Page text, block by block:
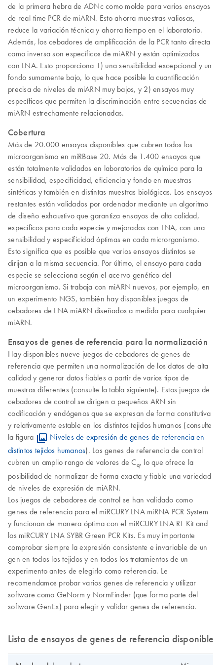
de la primera hebra de ADNc como molde para varios ensayos
de real-time PCR de miARN. Esto ahorra muestras valiosas,
reduce la variación técnica y ahorra tiempo en el laboratorio.
Además, los cebadores de amplificación de la PCR tanto directa
como inversa son específicos de miARN y están optimizados
con LNA. Esto proporciona 1) una sensibilidad excepcional y un
fondo sumamente bajo, lo que hace posible la cuantificación
precisa de niveles de miARN muy bajos, y 2) ensayos muy
específicos que permiten la discriminación entre secuencias de
miARN estrechamente relacionadas.
Cobertura
Más de 20.000 ensayos disponibles que cubren todos los
microorganismo en miRBase 20. Más de 1.400 ensayos que
están totalmente validados en laboratorios de química para la
sensibilidad, especificidad, eficiencia y fondo en muestras
sintéticas y también en distintas muestras biológicas. Los ensayos
restantes están validados por ordenador mediante un algoritmo
de diseño exhaustivo que garantiza ensayos de alta calidad,
específicos para cada especie y mejorados con LNA, con una
sensibilidad y especificidad óptimas en cada microrganismo.
Esto significa que es posible que varios ensayos distintos se
dirijan a la misma secuencia. Por último, el ensayo para cada
especie se selecciona según el acervo genético del
microorganismo. Si trabaja con miARN nuevos, por ejemplo, en
un experimento NGS, también hay disponibles juegos de
cebadores de LNA miARN diseñados a medida para cualquier
miARN.
Ensayos de genes de referencia para la normalización
Hay disponibles nueve juegos de cebadores de genes de
referencia que permiten una normalización de los datos de alta
calidad y generar datos fiables a partir de varios tipos de
muestras diferentes (consulte la tabla siguiente). Estos juegos de
cebadores de control se dirigen a pequeños ARN sin
codificación y endógenos que se expresan de forma constitutiva
y relativamente estable en los distintos tejidos humanos (consulte
la figura
Niveles de expresión de genes de referencia en
distintos tejidos humanos). Los genes de referencia de control
cubren un amplio rango de valores de Cq, lo que ofrece la
posibilidad de normalizar de forma exacta y fiable una variedad
de niveles de expresión de miARN.
Los juegos de cebadores de control se han validado como
genes de referencia para el miRCURY LNA miRNA PCR System
y funcionan de manera óptima con el miRCURY LNA RT Kit and
los miRCURY LNA SYBR Green PCR Kits. Es muy importante
comprobar siempre la expresión consistente e invariable de un
gen en todos los tejidos y en todos los tratamientos de un
experimento antes de elegirlo como referencia. Le
recomendamos probar varios genes de referencia y utilizar
software como GeNorm y NormFinder (que forma parte del
software GenEx) para elegir y validar genes de referencia.
Lista de ensayos de genes de referencia disponibles